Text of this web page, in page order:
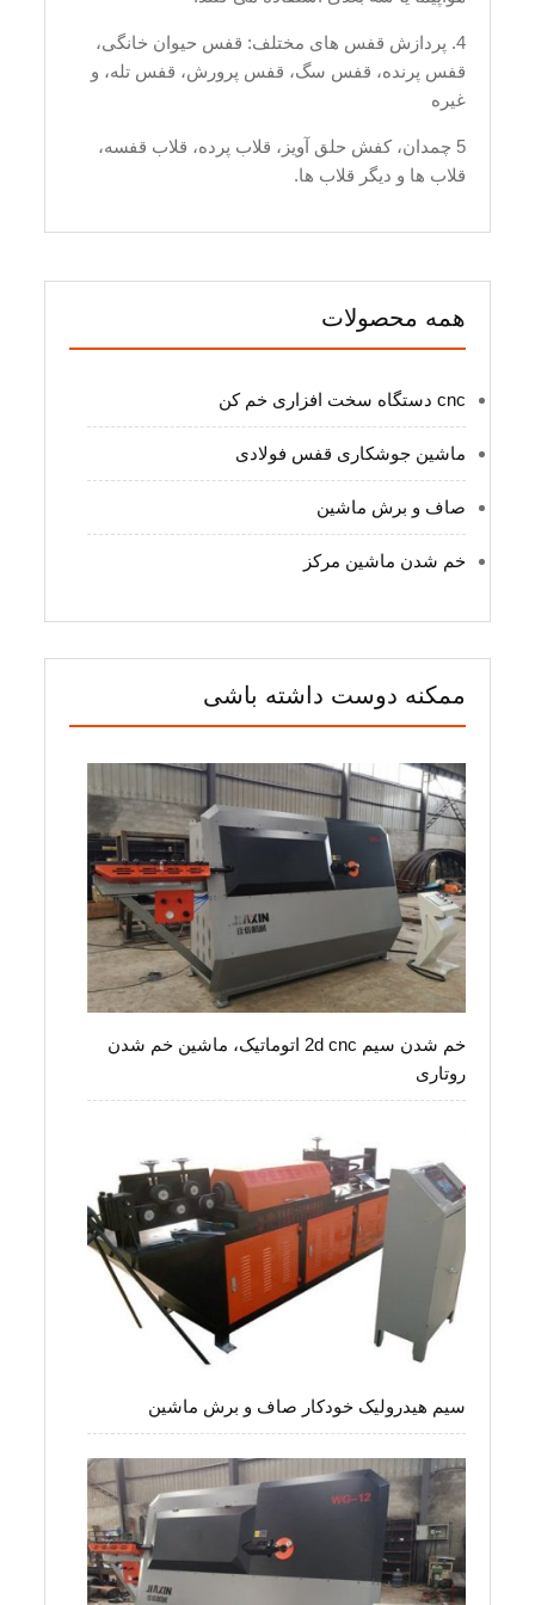
4. پردازش قفس های مختلف: قفس حیوان خانگی،
قفس پرنده، قفس سگ، قفس پرورش، قفس تله، و
غیره
5 چمدان، کفش حلق آویز، قلاب پرده، قلاب قفسه،
قلاب ها و دیگر قلاب ها.
همه محصولات
cnc دستگاه سخت افزاری خم کن
ماشین جوشکاری قفس فولادی
صاف و برش ماشین
خم شدن ماشین مرکز
ممکنه دوست داشته باشی
خم شدن سیم 2d cnc اتوماتیک، ماشین خم شدن
روتاری
سیم هیدرولیک خودکار صاف و برش ماشین